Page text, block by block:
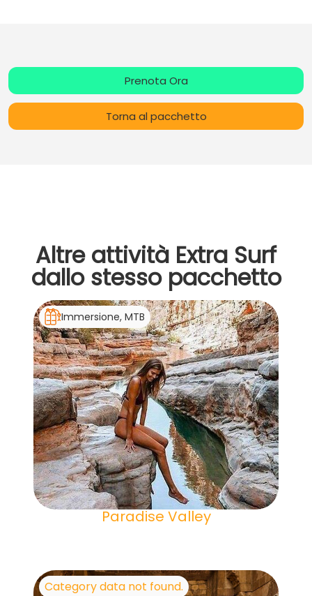
Prenota Ora
Torna al pacchetto
Altre attività Extra Surf
dallo stesso pacchetto
Immersione, MTB
Paradise Valley
Category data not found.